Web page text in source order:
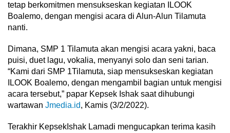
tetap berkomitmen mensukseskan kegiatan ILOOK
Boalemo, dengan mengisi acara di Alun-Alun Tilamuta
nanti.
Dimana, SMP 1 Tilamuta akan mengisi acara yakni, baca
puisi, duet lagu, vokalia, menyanyi solo dan seni tarian.
“Kami dari SMP 1Tilamuta, siap mensukseskan kegiatan
ILOOK Boalemo, dengan mengambil bagian untuk mengisi
acara tersebut,” papar Kepsek Ishak saat dihubungi
wartawan Jmedia.id, Kamis (3/2/2022).
Terakhir KepsekIshak Lamadi mengucapkan terima kasih